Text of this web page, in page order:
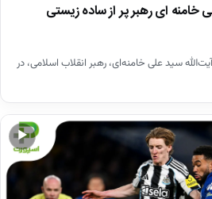
ای رهبر پر از ساده زیستی
سید علی خامنه‌ای، رهبر انقلاب اسلامی، در
▶